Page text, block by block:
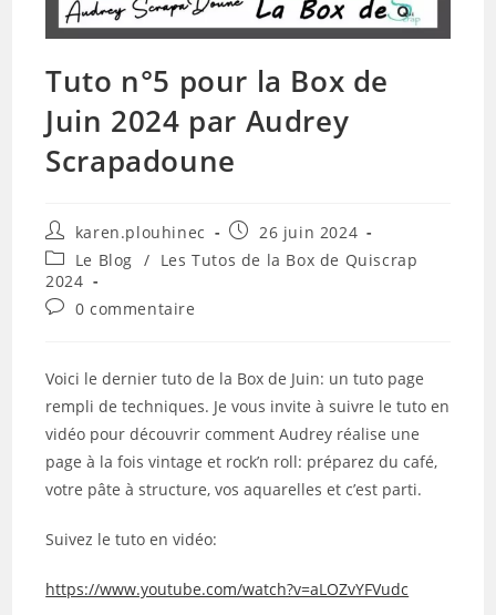
Tuto n°5 pour la Box de
Juin 2024 par Audrey
Scrapadoune
Auteur/autrice
de
la
publication :
karen.plouhinec
Publication
publiée :
26 juin 2024
Post
category:
Le Blog / Les Tutos de la Box de Quiscrap
2024
Commentaires
publication :
0 commentaire
Voici le dernier tuto de la Box de Juin: un tuto page
rempli de techniques. Je vous invite à suivre le tuto en
vidéo pour découvrir comment Audrey réalise une
page à la fois vintage et rock’n roll: préparez du café,
votre pâte à structure, vos aquarelles et c’est parti.
Suivez le tuto en vidéo:
https://www.youtube.com/watch?v=aLOZvYFVudc